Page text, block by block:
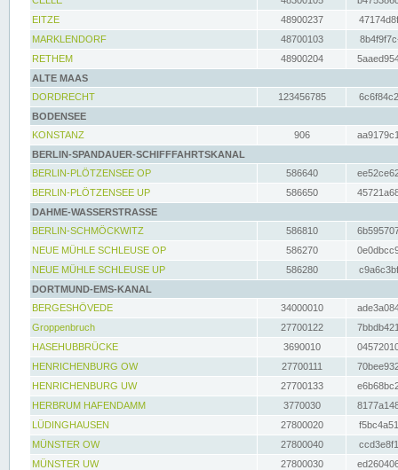
EITZE
48900237
MARKLENDORF
48700103
RETHEM
48900204
ALTE MAAS
DORDRECHT
123456785
BODENSEE
KONSTANZ
906
BERLIN-SPANDAUER-SCHIFFFAHRTSKANAL
BERLIN-PLÖTZENSEE OP
586640
BERLIN-PLÖTZENSEE UP
586650
DAHME-WASSERSTRASSE
BERLIN-SCHMÖCKWITZ
586810
NEUE MÜHLE SCHLEUSE OP
586270
NEUE MÜHLE SCHLEUSE UP
586280
DORTMUND-EMS-KANAL
BERGESHÖVEDE
34000010
Groppenbruch
27700122
HASEHUBBRÜCKE
3690010
HENRICHENBURG OW
27700111
HENRICHENBURG UW
27700133
HERBRUM HAFENDAMM
3770030
LÜDINGHAUSEN
27800020
MÜNSTER OW
27800040
MÜNSTER UW
27800030